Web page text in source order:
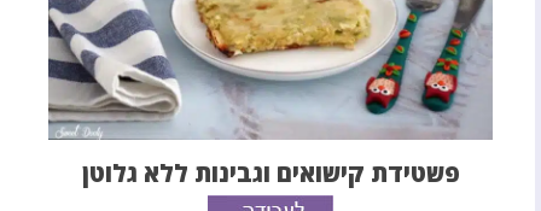
פשטידת קישואים וגבינות ללא גלוטן